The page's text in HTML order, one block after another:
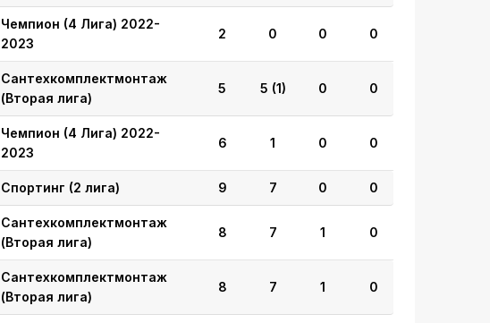
Чемпион (4 Лига) 2022-
2023
2 0 0 0
Сантехкомплектмонтаж
(Вторая лига)
5 5 (1) 0 0
Чемпион (4 Лига) 2022-
2023
6 1 0 0
Спортинг (2 лига) 9 7 0 0
Сантехкомплектмонтаж
(Вторая лига)
8 7 1 0
Сантехкомплектмонтаж
(Вторая лига)
8 7 1 0